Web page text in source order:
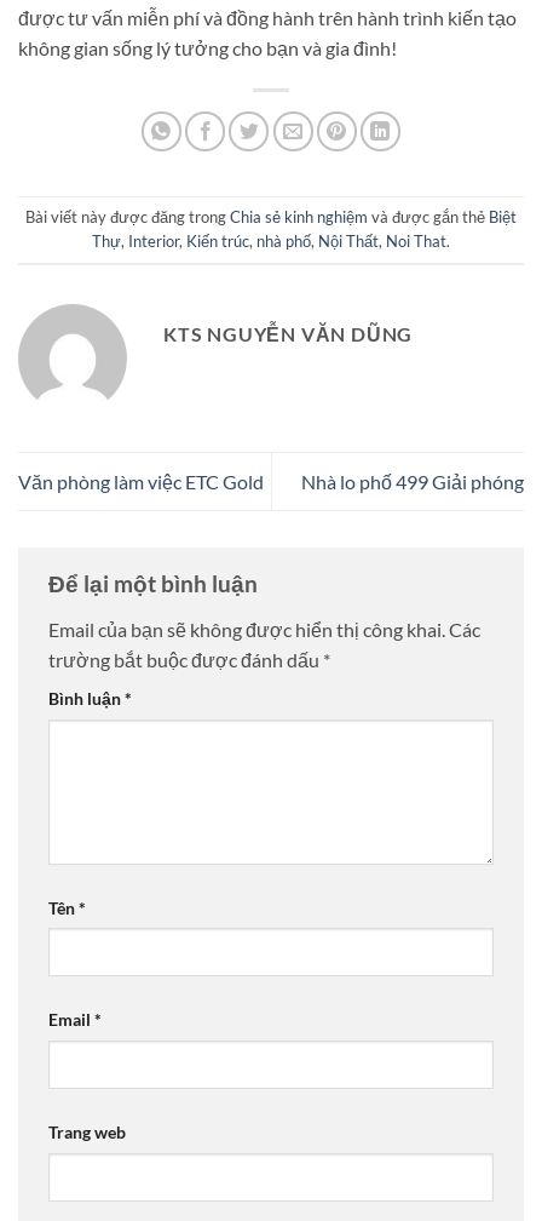
được tư vấn miễn phí và đồng hành trên hành trình kiến tạo
không gian sống lý tưởng cho bạn và gia đình!
Bài viết này được đăng trongChia sẻ kinh nghiệm và được gắn thẻ Biệt
Thự, Interior, Kiến trúc, nhà phố, Nội Thất, Noi That.
KTS NGUYỄN VĂN DŨNG
Văn phòng làm việc ETC Gold Nhà lo phố 499 Giải phóng
Để lại một bình luận
Email của bạn sẽ không được hiển thị công khai.Các
trường bắt buộc được đánh dấu *
Bình luận*
Tên*
Email *
Trang web